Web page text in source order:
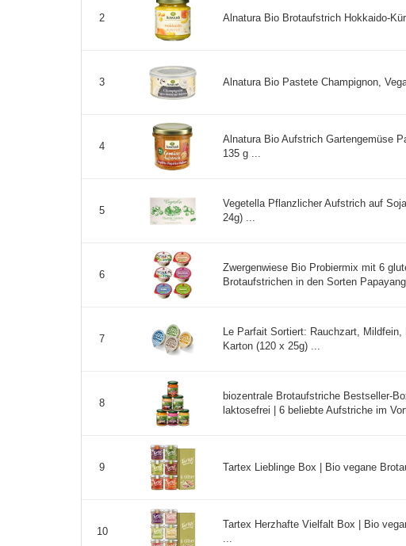
2 Alnatura Bio Brotaufstrich Hokkaido-
3 Alnatura Bio Pastete Champignon,
4
Alnatura Bio Aufstrich Gartengemüse
135 g ...
5
Vegetella Pflanzlicher Aufstrich auf
24g) ...
6
Zwergenwiese Bio Probiermix mit 6
Brotaufstrichen in den Sorten
7
Le Parfait Sortiert: Rauchzart, Mildfein,
Karton (120 x 25g) ...
8
biozentrale Brotaufstriche Bestseller-
laktosefrei | 6 beliebte Aufstriche im
9 Tartex Lieblinge Box | Bio vegane
10
Tartex Herzhafte Vielfalt Box | Bio
...